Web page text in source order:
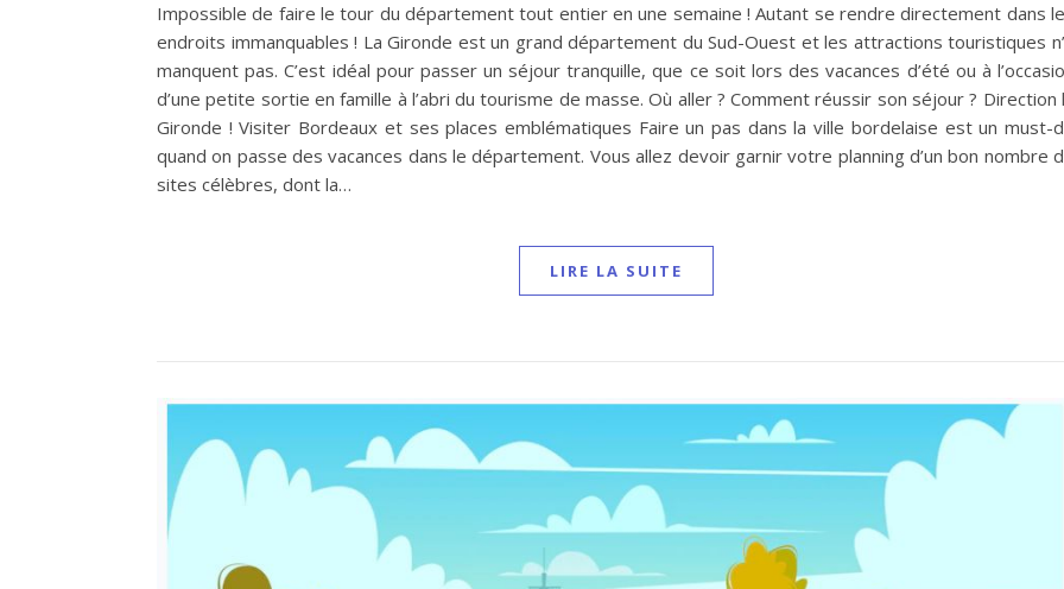
Impossible de faire le tour du département tout entier en une semaine ! Autant se rendre directement dans
endroits immanquables ! La Gironde est un grand département du Sud-Ouest et les attractions touristiques
manquent pas. C’est idéal pour passer un séjour tranquille, que ce soit lors des vacances d’été ou à
d’une petite sortie en famille à l’abri du tourisme de masse. Où aller ? Comment réussir son séjour ? Direction
Gironde ! Visiter Bordeaux et ses places emblématiques Faire un pas dans la ville bordelaise est un must-
quand on passe des vacances dans le département. Vous allez devoir garnir votre planning d’un bon nombre
sites célèbres, dont la…
LIRE LA SUITE